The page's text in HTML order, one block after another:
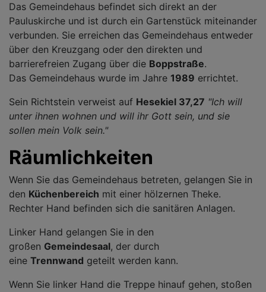
Das Gemeindehaus befindet sich direkt an der
Pauluskirche und ist durch ein Gartenstück miteinander
verbunden. Sie erreichen das Gemeindehaus entweder
über den Kreuzgang oder den direkten und
barrierefreien Zugang über die Boppstraße.
Das Gemeindehaus wurde im Jahre 1989 errichtet.
Sein Richtstein verweist auf Hesekiel 37,27 "Ich will
unter ihnen wohnen und will ihr Gott sein, und sie
sollen mein Volk sein."
Räumlichkeiten
Wenn Sie das Gemeindehaus betreten, gelangen Sie in
den Küchenbereich mit einer hölzernen Theke.
Rechter Hand befinden sich die sanitären Anlagen.
Linker Hand gelangen Sie in den
großen Gemeindesaal, der durch
eine Trennwand geteilt werden kann.
Wenn Sie linker Hand die Treppe hinauf gehen, stoßen